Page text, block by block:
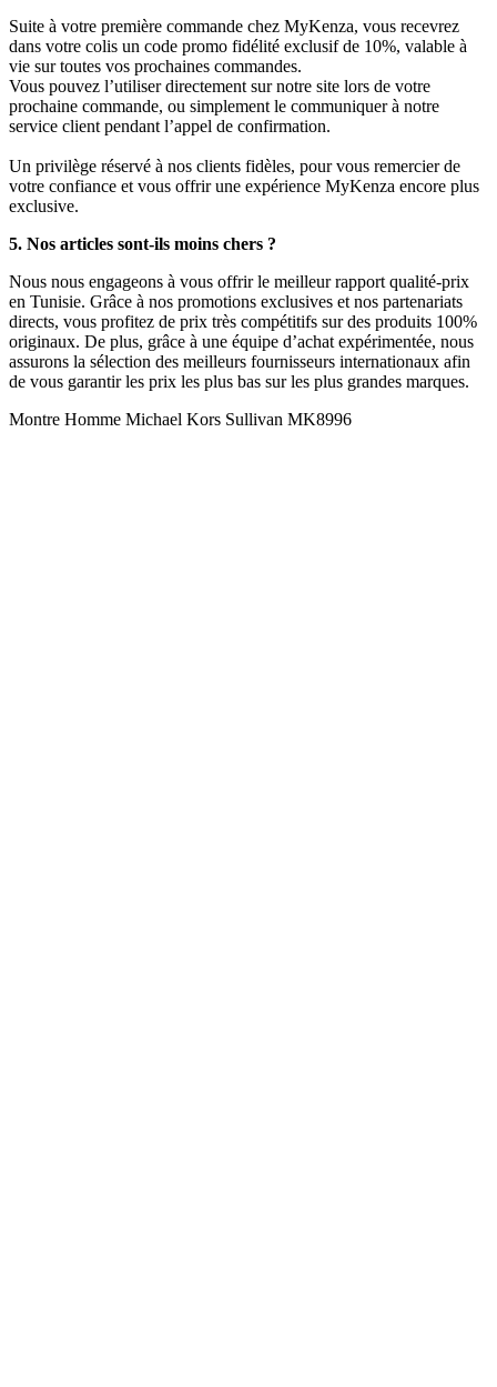
Suite à votre première commande chez MyKenza, vous recevrez
dans votre colis un code promo fidélité exclusif de 10%, valable à
vie sur toutes vos prochaines commandes.
Vous pouvez l’utiliser directement sur notre site lors de votre
prochaine commande, ou simplement le communiquer à notre
service client pendant l’appel de confirmation.
Un privilège réservé à nos clients fidèles, pour vous remercier de
votre confiance et vous offrir une expérience MyKenza encore plus
exclusive.
5. Nos articles sont-ils moins chers ?
Nous nous engageons à vous offrir le meilleur rapport qualité-prix
en Tunisie. Grâce à nos promotions exclusives et nos partenariats
directs, vous profitez de prix très compétitifs sur des produits 100%
originaux. De plus, grâce à une équipe d’achat expérimentée, nous
assurons la sélection des meilleurs fournisseurs internationaux afin
de vous garantir les prix les plus bas sur les plus grandes marques.
Montre Homme Michael Kors Sullivan MK8996